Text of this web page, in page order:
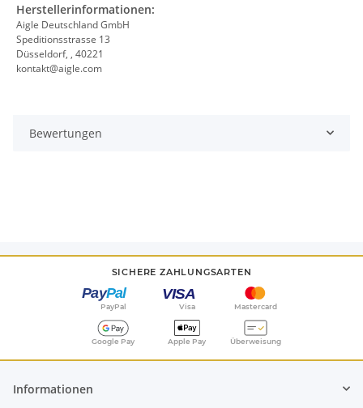
Herstellerinformationen:
Aigle Deutschland GmbH
Speditionsstrasse 13
Düsseldorf, , 40221
kontakt@aigle.com
Bewertungen
SICHERE ZAHLUNGSARTEN
PayPal Visa Mastercard
Google Pay Apple Pay Überweisung
Informationen